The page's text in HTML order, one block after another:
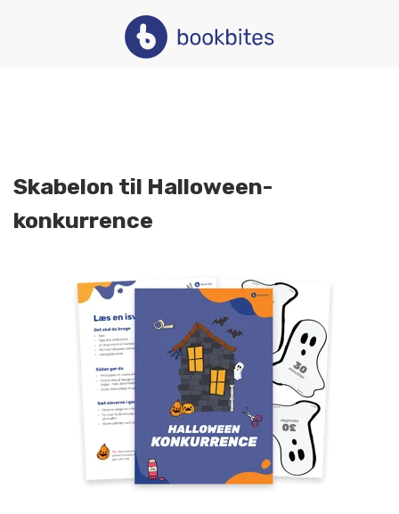
Skabelon til Halloween-
konkurrence